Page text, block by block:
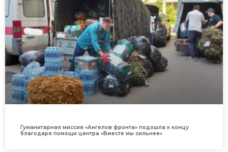
Гуманитарная миссия «Ангелов фронта» подошла к концу
благодаря помощи центра «Вместе мы сильнее»